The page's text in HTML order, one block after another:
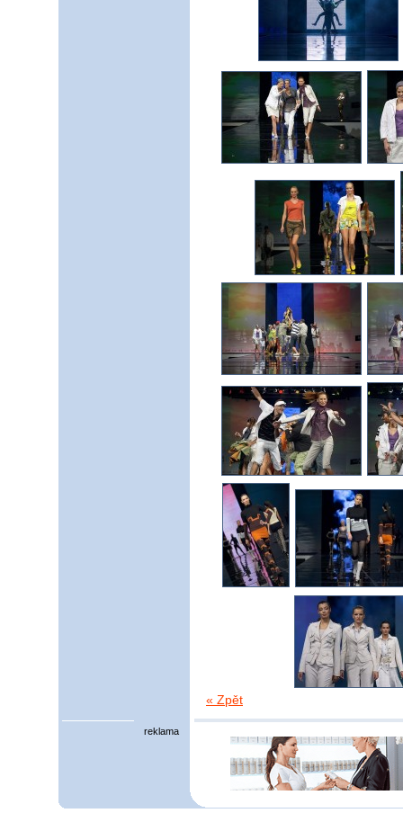
« Zpět
reklama